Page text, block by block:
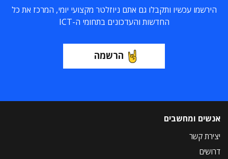
הירשמו עכשיו ותקבלו גם אתם ניוזלטר מקצועי יומי, המרכז את כל
החדשות והעדכונים בתחומי ה-ICT
הרשמה
אנשים ומחשבים
יצירת קשר
דרושים